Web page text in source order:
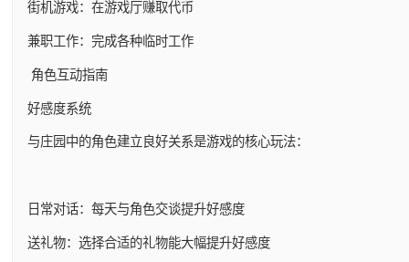
街机游戏：在游戏厅赚取代币
兼职工作：完成各种临时工作
角色互动指南
好感度系统
与庄园中的角色建立良好关系是游戏的核心玩法：
日常对话：每天与角色交谈提升好感度
送礼物：选择合适的礼物能大幅提升好感度